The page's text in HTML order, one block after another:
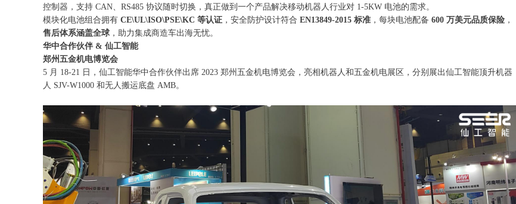
控制器，支持 CAN、RS485 协议随时切换，真正做到一个产品解决移动机器人行业对 1-5KW 电池的需求。
模块化电池组合拥有 CE\UL\ISO\PSE\KC 等认证 ，安全防护设计符合 EN13849-2015 标准 ，每块电池配备 600 万美元品质保险 ，
售后体系涵盖全球 ，助力集成商造车出海无忧。
华中合作伙伴 & 仙工智能
郑州五金机电博览会
5 月 18-21 日，仙工智能华中合作伙伴出席 2023 郑州五金机电博览会，亮相机器人和五金机电展区，分别展出仙工智能顶升机器
人 SJV-W1000 和无人搬运底盘 AMB。